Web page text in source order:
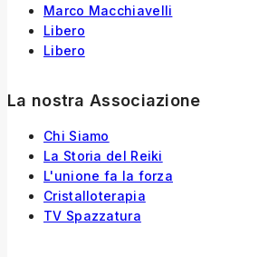
Marco Macchiavelli
Libero
Libero
La nostra Associazione
Chi Siamo
La Storia del Reiki
L'unione fa la forza
Cristalloterapia
TV Spazzatura